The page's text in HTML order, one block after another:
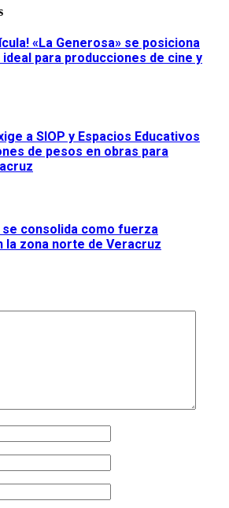
«La Generosa» se posiciona
para producciones de cine y
a SIOP y Espacios Educativos
de pesos en obras para
se consolida como fuerza
la zona norte de Veracruz